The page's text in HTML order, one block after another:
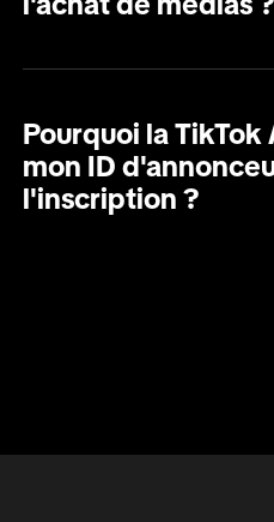
Pourquoi la
mon ID
l'inscription ?